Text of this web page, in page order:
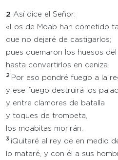
2 Así dice el Señor:
«Los de Moab han cometido
que no dejaré de castigarlos;
pues quemaron los huesos
hasta convertirlos en ceniza.
2 Por eso pondré fuego a la
y ese fuego destruirá los
y entre clamores de batalla
y toques de trompeta,
los moabitas morirán.
3 ¡Quitaré al rey de en medio
lo mataré, y con él a sus